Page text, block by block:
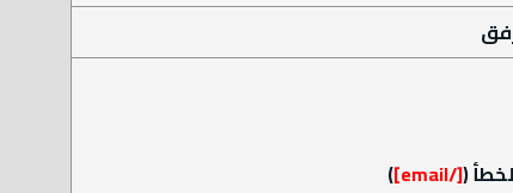
(
[/email]
)